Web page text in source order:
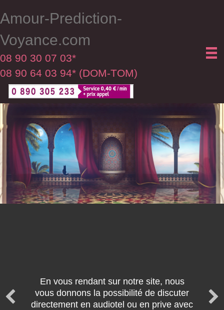
Amour-Prediction-
Voyance.com
08 90 30 07 03*
08 90 64 03 94* (DOM-TOM)
En vous rendant sur notre site, nous
vous donnons la possibilité de discuter
directement en audiotel ou en prive avec